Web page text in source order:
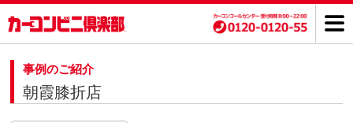
事例のご紹介
朝霞膝折店